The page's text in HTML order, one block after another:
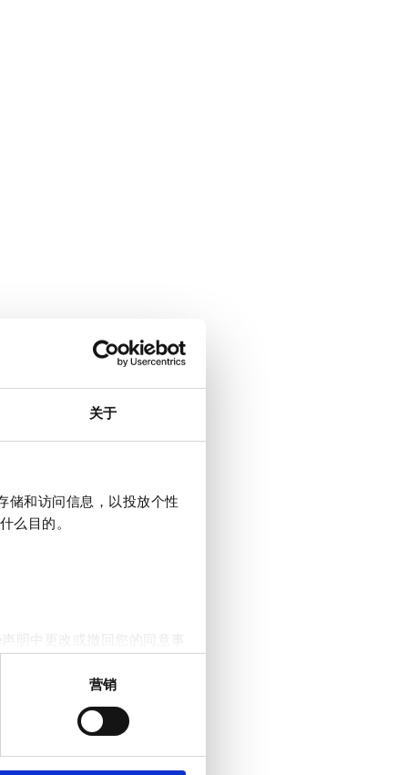
关于
储和访问信息，以投放个性
么目的。
明中更改或撤回您的同意事
还会与社交媒体、广告和
们在您使用其服务的过程中
营销